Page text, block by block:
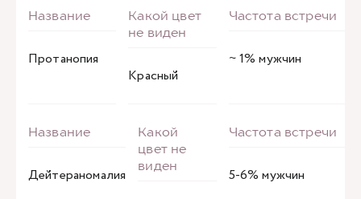
Протанопия
Красный
~ 1% мужчин
Дейтераномалия
5-6% мужчин